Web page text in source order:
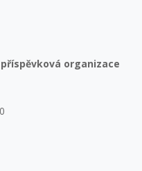
organizace